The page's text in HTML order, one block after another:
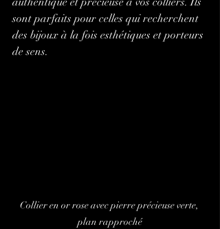
sont parfaits pour celles qui recherchent
des bijoux à la fois esthétiques et porteurs
de sens.
Collier en or rose avec pierre précieuse verte,
plan rapproché